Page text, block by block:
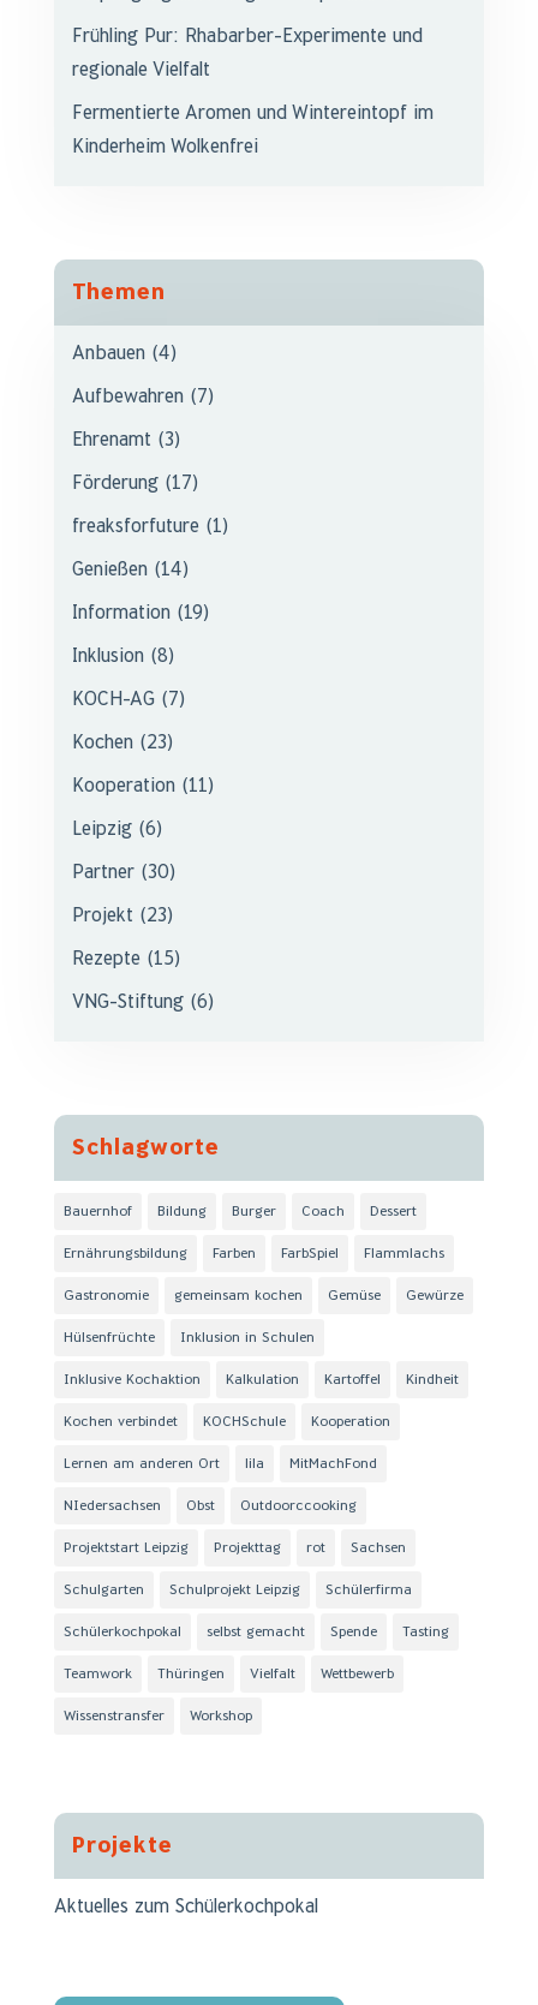
Frühling Pur: Rhabarber-Experimente und
regionale Vielfalt
Fermentierte Aromen und Wintereintopf im
Kinderheim Wolkenfrei
Themen
Anbauen(4)
Aufbewahren(7)
Ehrenamt (3)
Förderung(17)
freaksforfuture(1)
Genießen(14)
Information(19)
Inklusion(8)
KOCH-AG(7)
Kochen(23)
Kooperation(11)
Leipzig(6)
Partner(30)
Projekt (23)
Rezepte(15)
VNG-Stiftung(6)
Schlagworte
Bauernhof Bildung Burger Coach Dessert
Ernährungsbildung Farben FarbSpiel Flammlachs
Gastronomie gemeinsam kochen Gemüse Gewürze
Hülsenfrüchte Inklusion in Schulen
Inklusive Kochaktion Kalkulation Kartoffel Kindheit
Kochen verbindet KOCHSchule Kooperation
Lernen am anderen Ort lila MitMachFond
NIedersachsen Obst Outdoorccooking
Projektstart Leipzig Projekttag rot Sachsen
Schulgarten Schulprojekt Leipzig Schülerfirma
Schülerkochpokal selbst gemacht Spende Tasting
Teamwork Thüringen Vielfalt Wettbewerb
Wissenstransfer Workshop
Projekte
Aktuelles zum Schülerkochpokal